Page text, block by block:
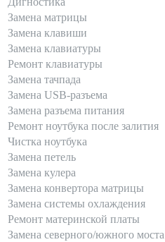
Замена матрицы
Замена клавиши
Замена клавиатуры
Ремонт клавиатуры
Замена тачпада
Замена USB-разъема
Замена разъема питания
Ремонт ноутбука после залития
Чистка ноутбука
Замена петель
Замена кулера
Замена конвертора матрицы
Замена системы охлаждения
Ремонт материнской платы
Замена северного/южного моста